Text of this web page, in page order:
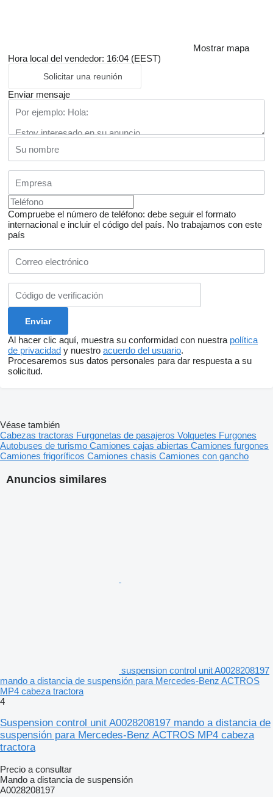
Mostrar mapa
Hora local del vendedor: 16:04 (EEST)
Solicitar una reunión
Enviar mensaje
Compruebe el número de teléfono: debe seguir el formato
internacional e incluir el código del país. No trabajamos con este
país
Al hacer clic aquí, muestra su conformidad con nuestra política
de privacidad y nuestro acuerdo del usuario.
Procesaremos sus datos personales para dar respuesta a su
solicitud.
Anuncios similares
suspension control unit A0028208197
mando a distancia de suspensión para Mercedes-Benz ACTROS
MP4 cabeza tractora
4
Suspension control unit A0028208197 mando a distancia de
suspensión para Mercedes-Benz ACTROS MP4 cabeza
tractora
Precio a consultar
Mando a distancia de suspensión
A0028208197
Véase también
Cabezas tractoras Furgonetas de pasajeros Volquetes Furgones
Autobuses de turismo Camiones cajas abiertas Camiones furgones
Camiones frigoríficos Camiones chasis Camiones con gancho